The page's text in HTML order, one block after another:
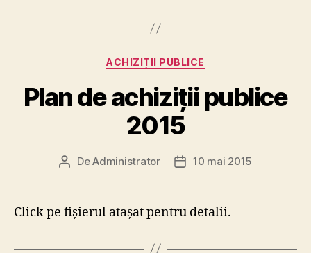
Categorii
ACHIZIȚII PUBLICE
Plan de achiziții publice
2015
Autor
DeAdministrator
Dată10 mai 2015
Click pe fișierul atașat pentru detalii.